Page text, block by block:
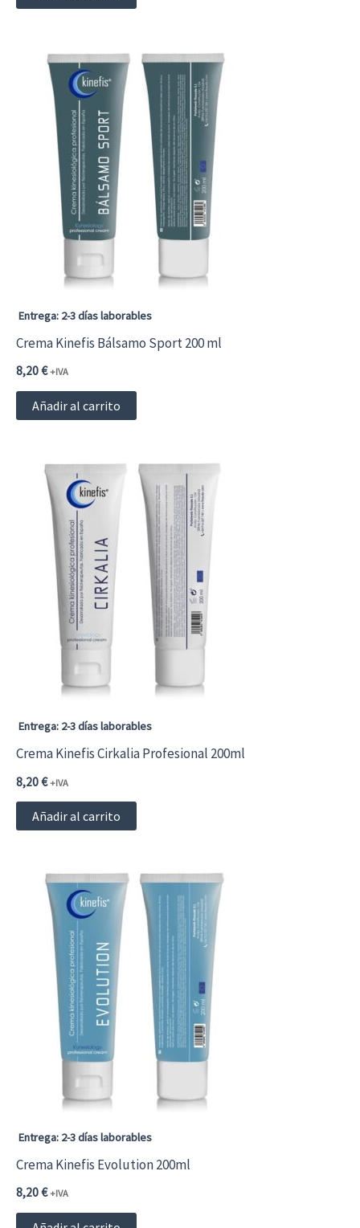
Entrega: 2-3 días laborables
Crema Kinefis Bálsamo Sport 200 ml
8,20€ +IVA
Añadir al carrito
Entrega: 2-3 días laborables
Crema Kinefis Cirkalia Profesional 200ml
8,20€ +IVA
Añadir al carrito
Entrega: 2-3 días laborables
Crema Kinefis Evolution 200ml
8,20€ +IVA